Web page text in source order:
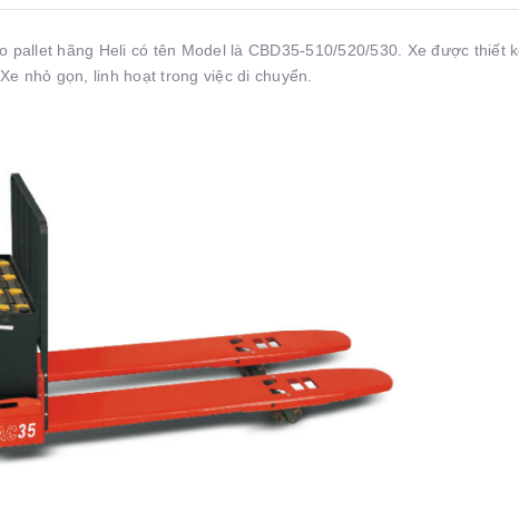
pallet hãng Heli có tên Model là CBD35-510/520/530. Xe được thiết
nhỏ gọn, linh hoạt trong việc di chuyển.